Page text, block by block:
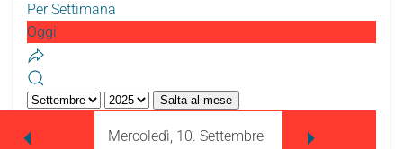
Per Settimana
Oggi
Salta al mese
Mercoledì, 10. Settembre